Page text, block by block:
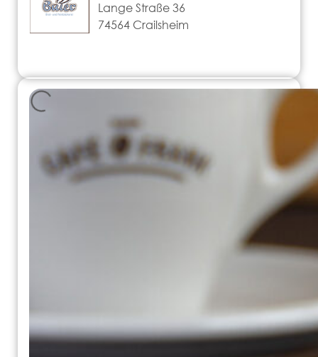
Lange Straße 36
74564 Crailsheim